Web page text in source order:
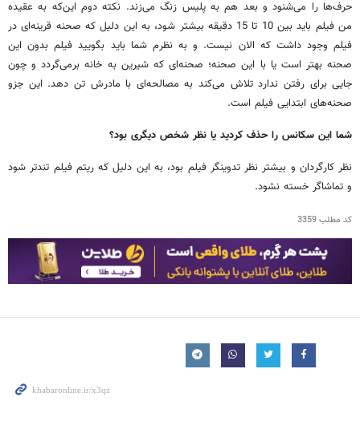
حرفها را میشنود و بعد هم به پلیس زنگ میزند. نکته دوم اینکه به عقیده
من فیلم باید بین10 تا دقیقه بیشتر شود، به این دلیل که صحنه قرینهای در
فیلم وجود داشت که الان نیست. و به نظرم شما باید بگویید فیلم بدون این
صحنه بهتر است یا با این صحنه؛ صحنهای که شیرین به خانه برمیگردد و چون
جایی برای رفتن ندارد تلاش میکند به مصالحهای با مادرش تن دهد. این جزو
صحنههای ابتدایی فیلم است.
شما این سکانس را حذف کردید یا نظر شخص دیگری بود؟
نظر کارگردان و بیشتر نظر تدوینگر فیلم بود، به این دلیل‌ که ریتم فیلم تندتر شود
و تماشاگر خسته نشود.
کد مطلب3359